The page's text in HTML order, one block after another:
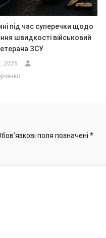
під час суперечки щодо
швидкості військовий
ЗСУ
2026
поля позначені *